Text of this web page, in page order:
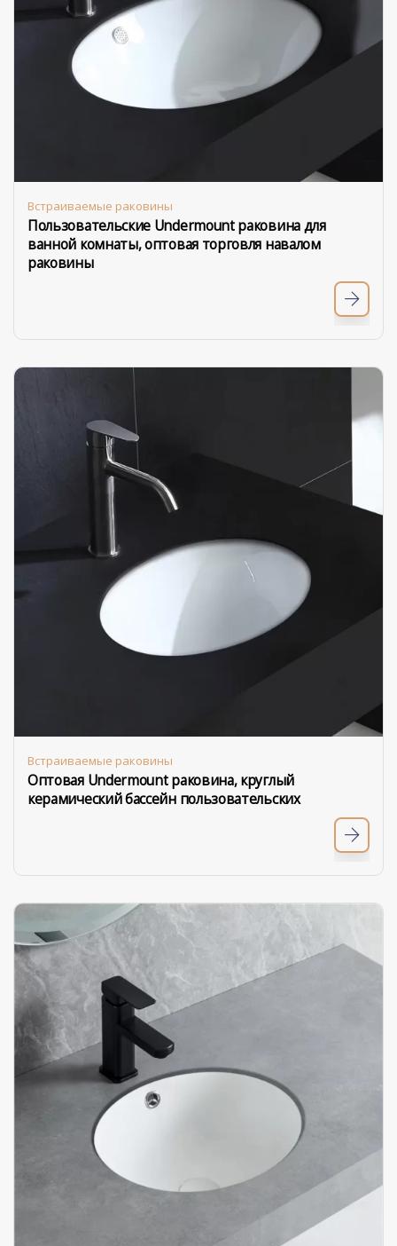
Встраиваемые раковины
Пользовательские Undermount раковина для
ванной комнаты, оптовая торговля навалом
раковины
Встраиваемые раковины
Оптовая Undermount раковина, круглый
керамический бассейн пользовательских